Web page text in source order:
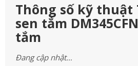
Thông số kỹ thuật
sen tắm
tắm
Đang cập nhật…